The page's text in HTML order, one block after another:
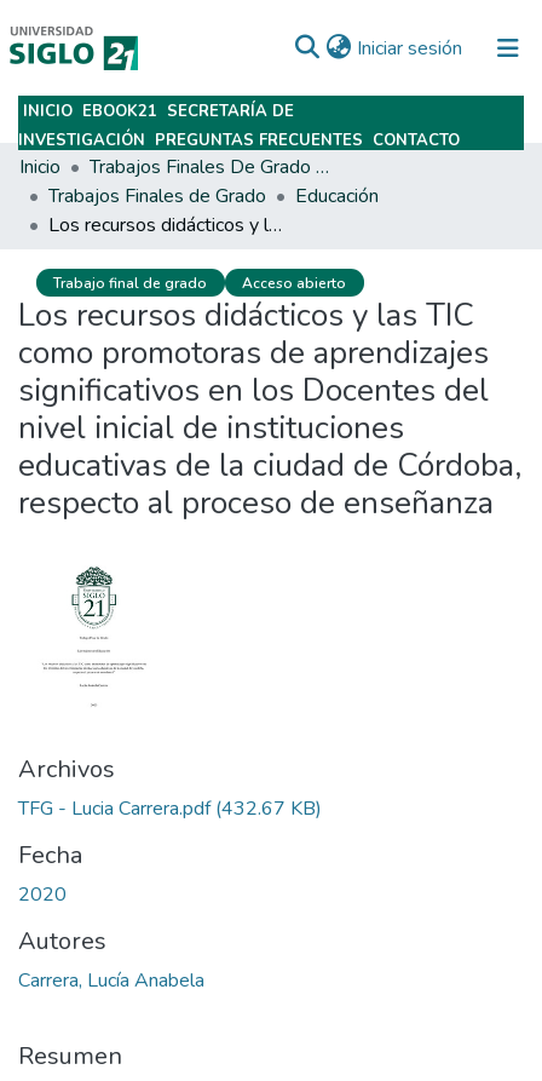
Iniciar sesión (current)
Subir
INICIO EBOOK21 SECRETARÍA DE
INVESTIGACIÓN PREGUNTAS FRECUENTES CONTACTO
Inicio
Trabajos Finales De Grado Y Posgrado
Trabajos Finales de Grado
Educación
Los recursos didácticos y las TIC como promotoras de aprendizajes significativos en los Docentes del nivel inicial de instituciones educativas de la ciudad de Córdoba, respecto al proceso de enseñanza
Trabajo final de grado Acceso abierto
Los recursos didácticos y las TIC
como promotoras de aprendizajes
significativos en los Docentes del
nivel inicial de instituciones
educativas de la ciudad de Córdoba,
respecto al proceso de enseñanza
Archivos
TFG - Lucia Carrera.pdf(432.67 KB)
Fecha
2020
Autores
Carrera, Lucía Anabela
Resumen